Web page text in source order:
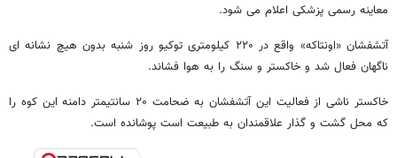
معاینه رسمی پزشکی اعلام می شود.
آتشفشان «اونتاکه» واقع در ۲۲۰ کیلومتری توکیو روز شنبه بدون هیچ نشانه ای
ناگهان فعال شد و خاکستر و سنگ را به هوا فشاند.
خاکستر ناشی از فعالیت این آتشفشان به ضحامت ۲۰ سانتیمتر دامنه این کوه را
که محل گشت و گذار علاقمندان به طبیعت است پوشانده است.